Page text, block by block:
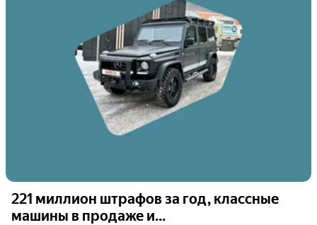
221 миллион штрафов за год, классные
машины в продаже и...